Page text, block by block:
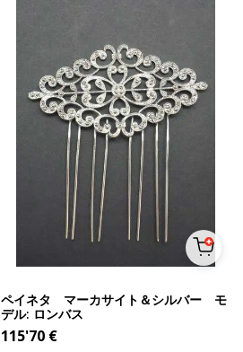
ペイネタ マーカサイト＆シルバー モ
デル: ロンバス
115'70€